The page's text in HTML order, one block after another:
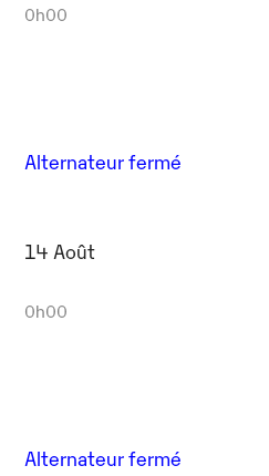
0h00
Alternateur fermé
14 Août
0h00
Alternateur fermé